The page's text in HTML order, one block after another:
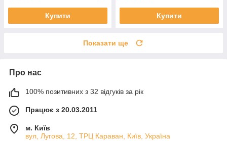
Купити Купити
Показати ще
Про нас
100% позитивних з 32 відгуків за рік
Працює з 20.03.2011
м. Київ
вул, Лугова, 12, ТРЦ Караван, Київ, Україна